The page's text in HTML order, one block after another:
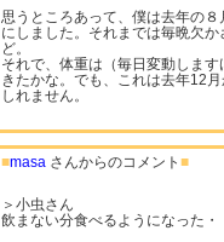
思うところあって、僕は去年の
にしました。それまでは毎晩欠
ど。
それで、体重は（毎日変動しま
きたかな。でも、これは去年12
しれません。
■masa さんからのコメント ■
＞小虫さん
飲まない分食べるようになった・